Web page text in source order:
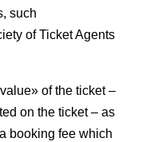
such
of Ticket Agents
of the ticket –
on the ticket – as
booking fee which